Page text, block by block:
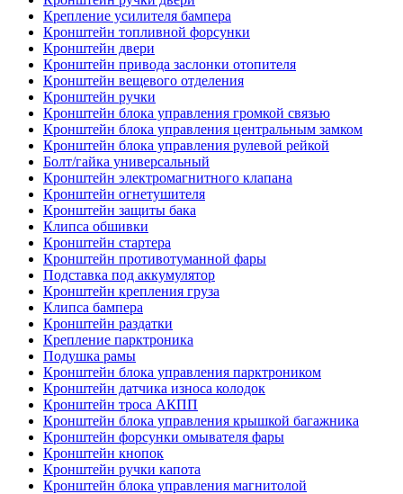
Крепление усилителя бампера
Кронштейн топливной форсунки
Кронштейн двери
Кронштейн привода заслонки отопителя
Кронштейн вещевого отделения
Кронштейн ручки
Кронштейн блока управления громкой связью
Кронштейн блока управления центральным замком
Кронштейн блока управления рулевой рейкой
Болт/гайка универсальный
Кронштейн электромагнитного клапана
Кронштейн огнетушителя
Кронштейн защиты бака
Клипса обшивки
Кронштейн стартера
Кронштейн противотуманной фары
Подставка под аккумулятор
Кронштейн крепления груза
Клипса бампера
Кронштейн раздатки
Крепление парктроника
Подушка рамы
Кронштейн блока управления парктроником
Кронштейн датчика износа колодок
Кронштейн троса АКПП
Кронштейн блока управления крышкой багажника
Кронштейн форсунки омывателя фары
Кронштейн кнопок
Кронштейн ручки капота
Кронштейн блока управления магнитолой